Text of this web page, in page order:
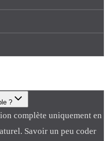
?
complète uniquement en
Savoir un peu coder